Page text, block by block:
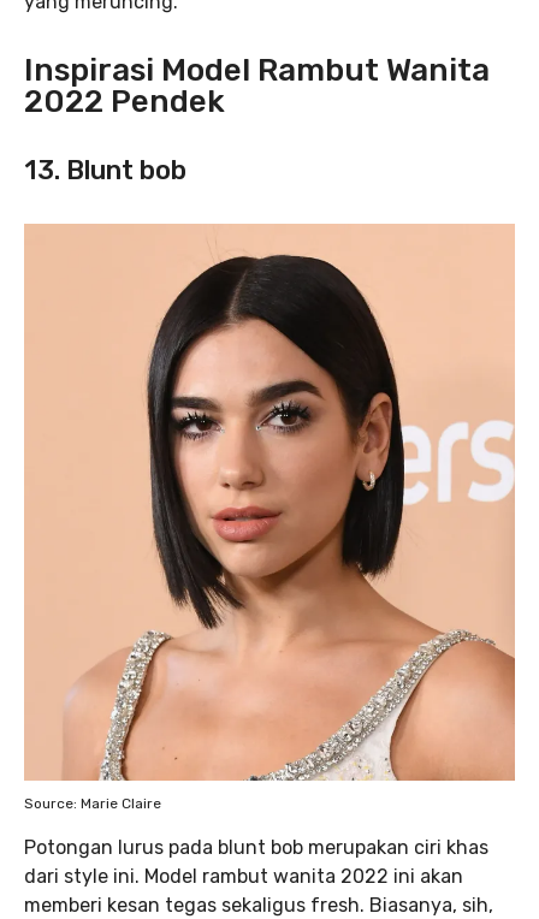
Inspirasi Model Rambut Wanita
2022 Pendek
13. Blunt bob
Source: Marie Claire
Potongan lurus pada blunt bob merupakan ciri khas
dari style ini. Model rambut wanita 2022 ini akan
memberi kesan tegas sekaligus fresh. Biasanya, sih,